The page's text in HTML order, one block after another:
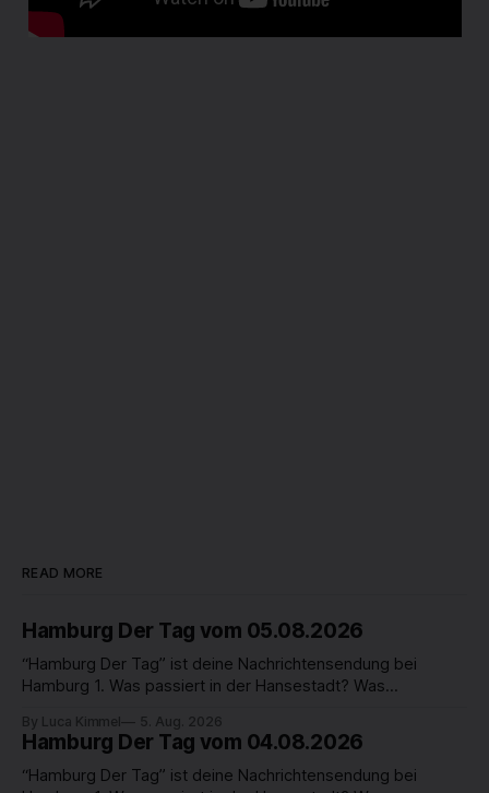
READ MORE
Hamburg Der Tag vom 05.08.2026
“Hamburg Der Tag” ist deine Nachrichtensendung bei
Hamburg 1. Was passiert in der Hansestadt? Was
in unserer Stadt an? Fragen, die von Montag bis Freitag LIVE
um 18 Uhr beantwortet werden - auf YouTube und im TV.
By Luca Kimmel 5. Aug. 2026
Hamburg Der Tag vom 04.08.2026
“Hamburg Der Tag” ist deine Nachrichtensendung bei